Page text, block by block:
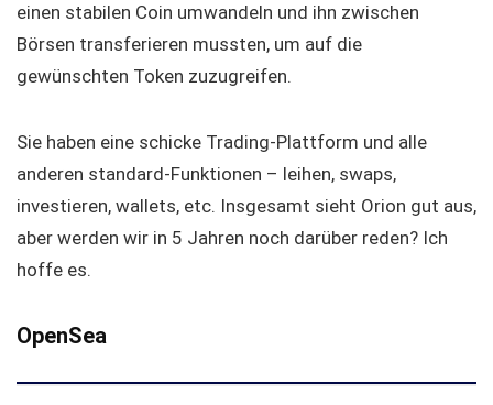
einen stabilen Coin umwandeln und ihn zwischen
Börsen transferieren mussten, um auf die
gewünschten Token zuzugreifen.
Sie haben eine schicke Trading-Plattform und alle
anderen standard-Funktionen – leihen, swaps,
investieren, wallets, etc. Insgesamt sieht Orion gut aus,
aber werden wir in 5 Jahren noch darüber reden? Ich
hoffe es.
OpenSea